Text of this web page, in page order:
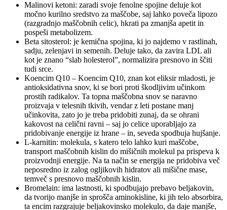
Malinovi ketoni: zaradi svoje fenolne spojine deluje kot
močno kurilno sredstvo za maščobe, saj lahko poveča lipozo
(razgradnjo maščobnih celic), hkrati pa zmanjša apetit in
pospeši metabolizem.
Beta sitosterol: je kemična spojina, ki jo najdemo v rastlinah,
sadju, zelenjavi in ​​semenih. Deluje tako, da zavira LDL ali
kot je znano “slab holesterol”, normalizira presnovo in ščiti
tudi srce.
Koencim Q10 – Koencim Q10, znan kot eliksir mladosti, je
antioksidativna snov, ki se bori proti škodljivim učinkom
prostih radikalov. Ta topna maščobna snov se naravno
proizvaja v telesnih tkivih, vendar z leti postane manj
učinkovita, zato jo je treba pridobiti zunaj, da se ohrani
kakovost na celični ravni – saj jo celice uporabljajo za
pridobivanje energije iz hrane – in, seveda spodbuja hujšanje.
L-karnitin: molekula, s katero telo lahko kuri maščobe,
transport maščobnih kislin do mišičnih molekul pa prispeva k
proizvodnji energije. Na ta način se energija ne pridobiva več
neposredno iz zalog ogljikovih hidratov ali mišične mase,
temveč s presnovo maščobnih kislin.
Bromelain: ima lastnosti, ki spodbujajo prebavo beljakovin,
da tvorijo manjše in sprošča aminokisline, ki jih telo absorbira,
ta encim razgrajuje beljakovinsko molekulo, da daje manjše,